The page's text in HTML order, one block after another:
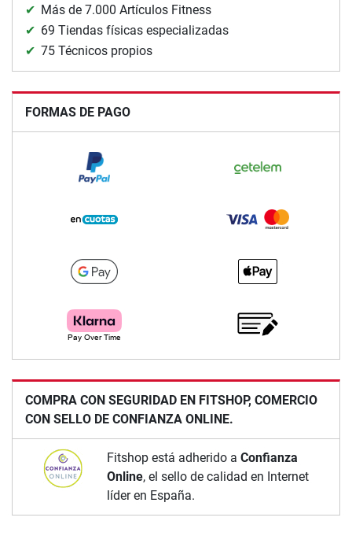
Más de 7.000 Artículos Fitness
69 Tiendas físicas especializadas
75 Técnicos propios
FORMAS DE PAGO
COMPRA CON SEGURIDAD EN FITSHOP, COMERCIO
CON SELLO DE CONFIANZA ONLINE.
Fitshop está adherido a Confianza
Online, el sello de calidad en Internet
líder en España.